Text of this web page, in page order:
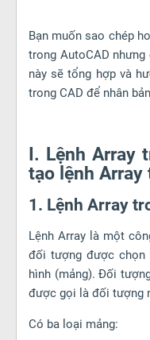
Bạn muốn sao chép
trong AutoCAD
này sẽ tổng hợp và
trong CAD để nhân
I. Lệnh Array
tạo lệnh Array
1. Lệnh Array
Lệnh Array là một
đối tượng được chọn
hình (mảng). Đối
được gọi là đối tượng
Có ba loại mảng: